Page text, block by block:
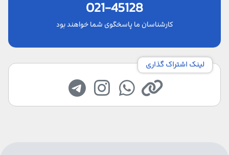
021-45128
کارشناسان ما پاسخگوی شما خواهند بود
لینک اشتراک گذاری